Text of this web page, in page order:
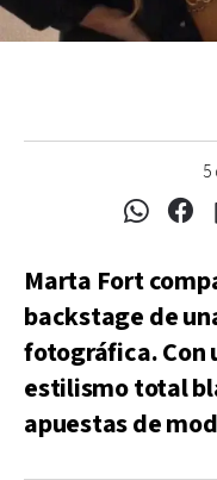
5
Marta Fort
backstage de
fotográfica. Con
estilismo total
apuestas de